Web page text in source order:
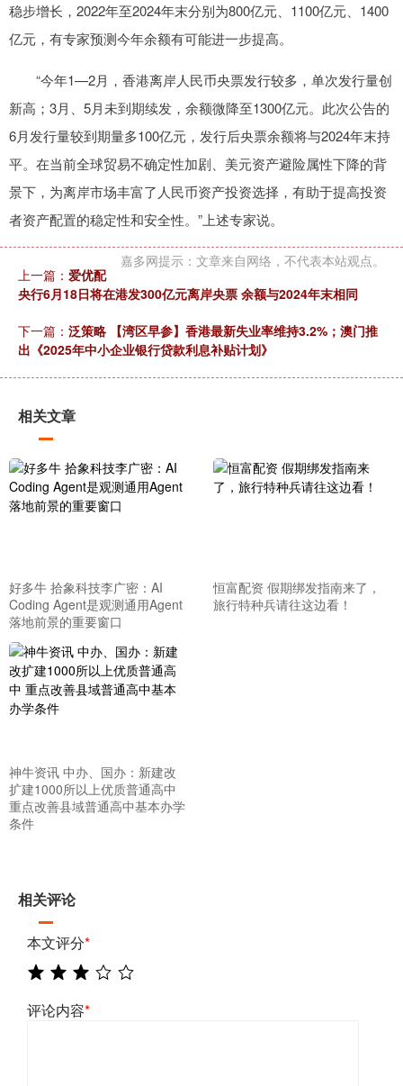
稳步增长，2022年至2024年末分别为800亿元、1100亿元、1400
亿元，有专家预测今年余额有可能进一步提高。
“今年1—2月，香港离岸人民币央票发行较多，单次发行量创
新高；3月、5月未到期续发，余额微降至1300亿元。此次公告的
6月发行量较到期量多100亿元，发行后央票余额将与2024年末持
平。在当前全球贸易不确定性加剧、美元资产避险属性下降的背
景下，为离岸市场丰富了人民币资产投资选择，有助于提高投资
者资产配置的稳定性和安全性。”上述专家说。
嘉多网提示：文章来自网络，不代表本站观点。
上一篇： 爱优配
央行6月18日将在港发300亿元离岸央票 余额与2024年末相同
下一篇： 泛策略 【湾区早参】香港最新失业率维持3.2%；澳门推
出《2025年中小企业银行贷款利息补贴计划》
相关文章
好多牛 拾象科技李广密：AI
Coding Agent是观测通用Agent
落地前景的重要窗口
恒富配资 假期绑发指南来了，
旅行特种兵请往这边看！
神牛资讯 中办、国办：新建改
扩建1000所以上优质普通高中
重点改善县域普通高中基本办学
条件
相关评论
本文评分*
评论内容*